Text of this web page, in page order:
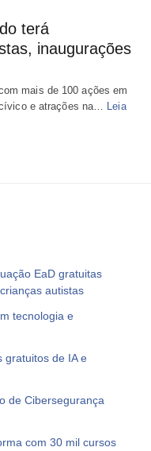
terá
inaugurações
mais de 100 ações em
e atrações na…
Leia
EaD gratuitas
autistas
tecnologia e
gratuitos de IA e
de Cibersegurança
com 30 mil cursos